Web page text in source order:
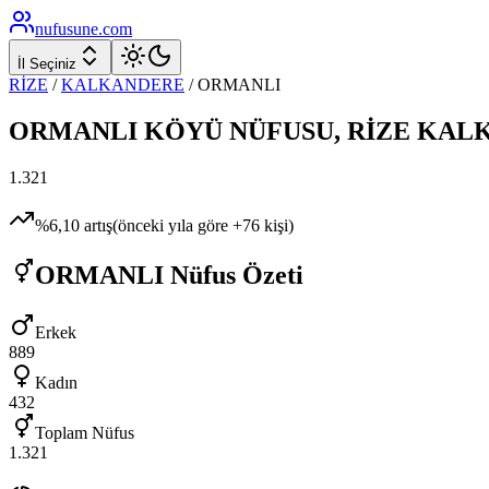
nufusune.com
İl Seçiniz
RİZE / KALKANDERE /ORMANLI
ORMANLI KÖYÜ NÜFUSU, RİZE
1.321
%6,10 artış(önceki yıla göre +76 kişi)
ORMANLI Nüfus Özeti
Erkek
889
Kadın
432
Toplam Nüfus
1.321